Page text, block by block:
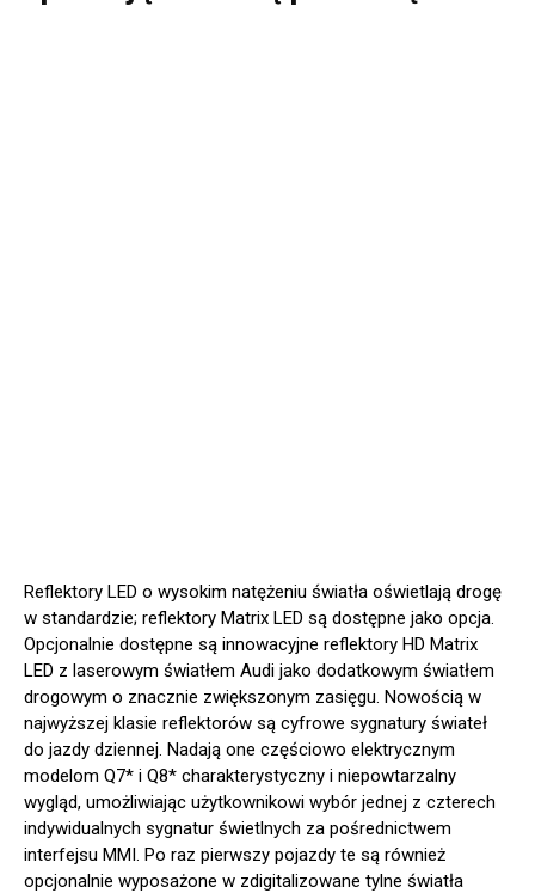
Reflektory LED o wysokim natężeniu światła oświetlają drogę
w standardzie; reflektory Matrix LED są dostępne jako opcja.
Opcjonalnie dostępne są innowacyjne reflektory HD Matrix
LED z laserowym światłem Audi jako dodatkowym światłem
drogowym o znacznie zwiększonym zasięgu. Nowością w
najwyższej klasie reflektorów są cyfrowe sygnatury świateł
do jazdy dziennej. Nadają one częściowo elektrycznym
modelom Q7* i Q8* charakterystyczny i niepowtarzalny
wygląd, umożliwiając użytkownikowi wybór jednej z czterech
indywidualnych sygnatur świetlnych za pośrednictwem
interfejsu MMI. Po raz pierwszy pojazdy te są również
opcjonalnie wyposażone w zdigitalizowane tylne światła